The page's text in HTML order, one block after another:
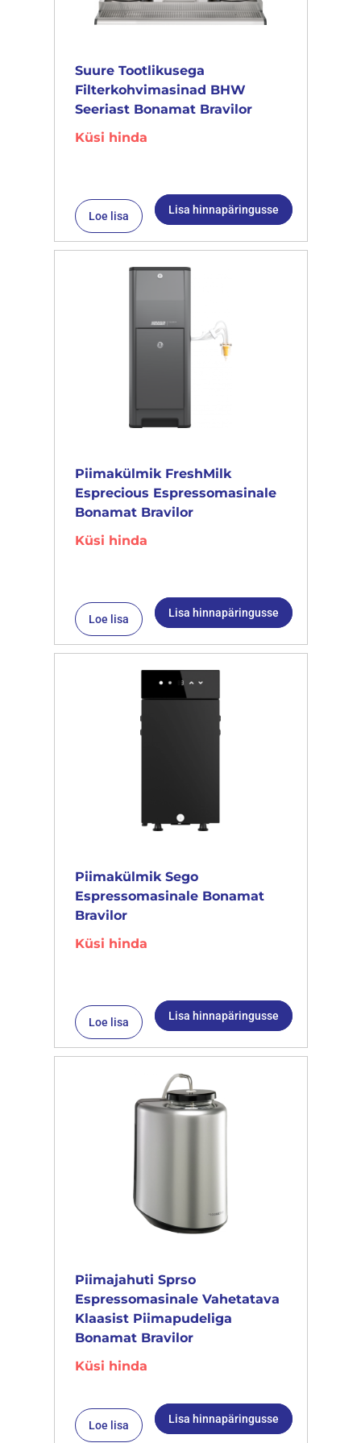
Suure Tootlikusega
Filterkohvimasinad BHW
Seeriast Bonamat Bravilor
Küsi hinda
Loe lisa Lisa hinnapäringusse
Piimakülmik FreshMilk
Esprecious Espressomasinale
Bonamat Bravilor
Küsi hinda
Loe lisa Lisa hinnapäringusse
Piimakülmik Sego
Espressomasinale Bonamat
Bravilor
Küsi hinda
Loe lisa Lisa hinnapäringusse
Piimajahuti Sprso
Espressomasinale Vahetatava
Klaasist Piimapudeliga
Bonamat Bravilor
Küsi hinda
Loe lisa Lisa hinnapäringusse